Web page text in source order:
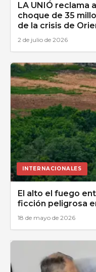
LA UNIÓ reclama
choque de 35
de la crisis de
2 de julio de 2026
INTERNACIONALES
El alto el fuego
ficción peligrosa
18 de mayo de 2026